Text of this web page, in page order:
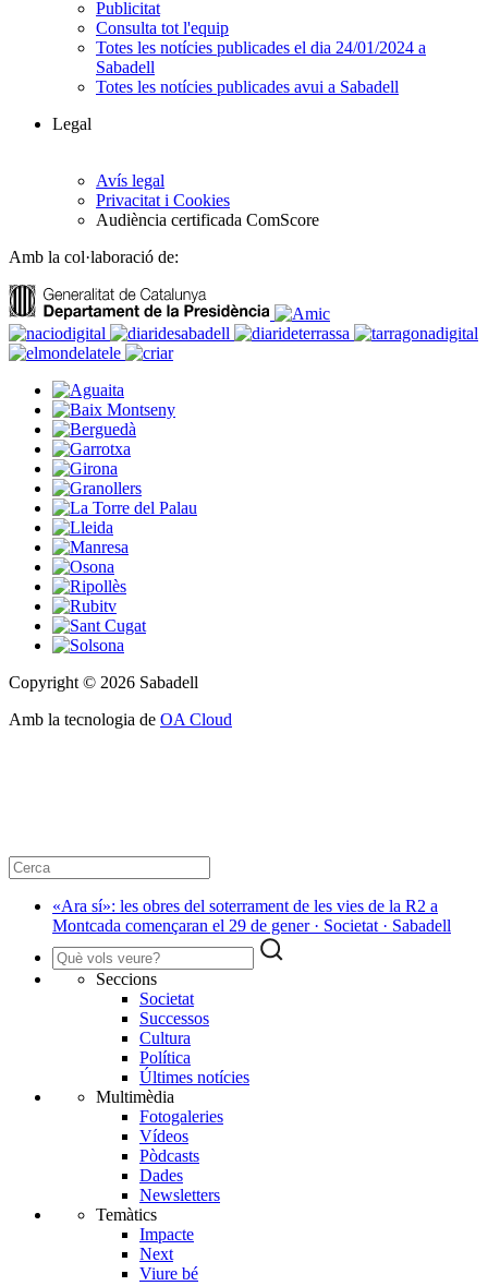
Publicitat
Consulta tot l'equip
Totes les notícies publicades el dia 24/01/2024 a
Sabadell
Totes les notícies publicades avui a Sabadell
Legal
Avís legal
Privacitat i Cookies
Audiència certificada ComScore
Amb la col·laboració de:
Copyright © 2026 Sabadell
Amb la tecnologia de OA Cloud
«Ara sí»: les obres del soterrament de les vies de la R2 a
Montcada començaran el 29 de gener · Societat · Sabadell
Seccions
Societat
Successos
Cultura
Política
Últimes notícies
Multimèdia
Fotogaleries
Vídeos
Pòdcasts
Dades
Newsletters
Temàtics
Impacte
Next
Viure bé